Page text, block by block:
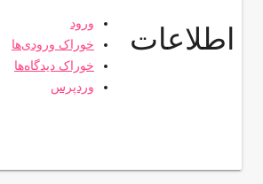
اطلاعات
ورود
خوراک ورودی‌ها
خوراک دیدگاه‌ها
وردپرس